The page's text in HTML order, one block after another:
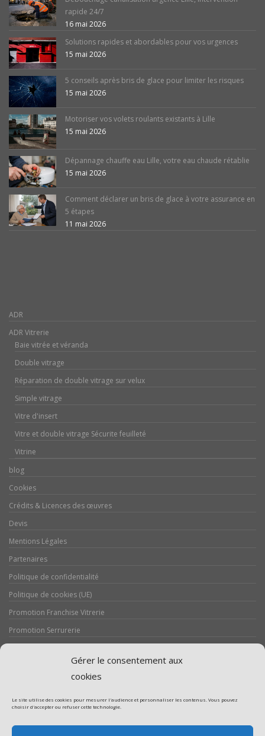
Gérer le consentement aux
cookies
Le site utilise des cookies pour mesurer l'audience et personnaliser les contenus. Vous pouvez
choisir d'accepter ou refuser cette technologie.
rapide 24/7
16 mai 2026
Solutions rapides et abordables pour vos urgences
15 mai 2026
5 conseils après bris de glace pour limiter les risques
15 mai 2026
Motoriser vos volets roulants existants à Lille
15 mai 2026
Dépannage chauffe eau Lille, votre eau chaude rétablie
15 mai 2026
Comment déclarer un bris de glace à votre assurance en
5 étapes
11 mai 2026
ADR
ADR Vitrerie
Baie vitrée et véranda
Double vitrage
Réparation de double vitrage sur velux
Simple vitrage
Vitre d'insert
Vitre et double vitrage Sécurite feuilleté
Vitrine
blog
Cookies
Crédits & Licences des œuvres
Devis
Mentions Légales
Partenaires
Politique de confidentialité
Politique de cookies (UE)
Promotion Franchise Vitrerie
Promotion Serrurerie